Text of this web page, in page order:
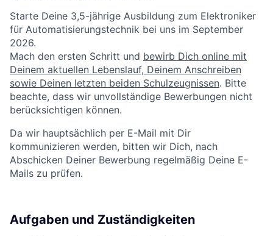
Starte Deine 3,5-jährige Ausbildung zum Elektroniker
für Automatisierungstechnik bei uns im September
2026.
Mach den ersten Schritt und bewirb Dich online mit
Deinem aktuellen Lebenslauf, Deinem Anschreiben
sowie Deinen letzten beiden Schulzeugnissen. Bitte
beachte, dass wir unvollständige Bewerbungen nicht
berücksichtigen können.
Da wir hauptsächlich per E-Mail mit Dir
kommunizieren werden, bitten wir Dich, nach
Abschicken Deiner Bewerbung regelmäßig Deine E-
Mails zu prüfen.
Aufgaben und Zuständigkeiten